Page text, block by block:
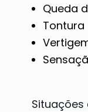
Queda
Tontura